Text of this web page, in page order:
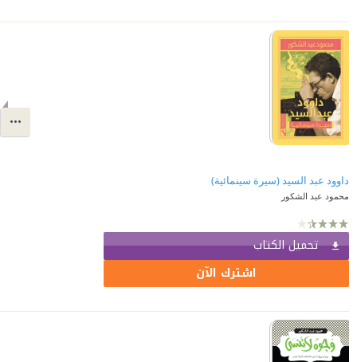
داوود عبد السيد (سيرة سينمائية)
محمود عبد الشكور
تحميل الكتاب
اشترك الآن